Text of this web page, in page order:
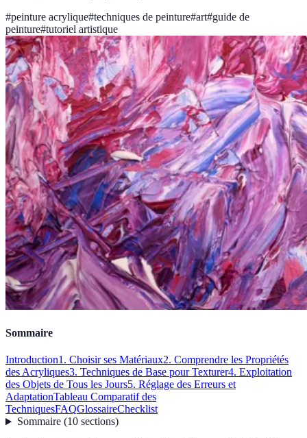
#peinture acrylique#techniques de peinture#art#guide de
peinture#tutoriel artistique
Sommaire
Introduction1. Choisir ses Matériaux2. Comprendre les Propriétés
des Acryliques3. Techniques de Base pour Texturer4. Exploitation
des Objets de Tous les Jours5. Réglage des Erreurs et
AdaptationTableau Comparatif des
TechniquesFAQGlossaireChecklist
Sommaire(10 sections)